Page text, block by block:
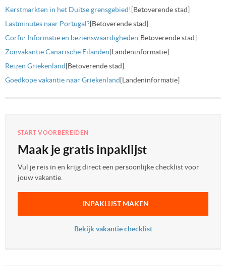
Kerstmarkten in het Duitse grensgebied! [Betoverende stad]
Lastminutes naar Portugal?[Betoverende stad]
Corfu: Informatie en bezienswaardigheden[Betoverende stad]
Zonvakantie Canarische Eilanden[Landeninformatie]
Reizen Griekenland[Betoverende stad]
Goedkope vakantie naar Griekenland[Landeninformatie]
START VOORBEREIDEN
Maak je gratis inpaklijst
Vul je reis in en krijg direct een persoonlijke checklist voor
jouw vakantie.
INPAKLIJST MAKEN
Bekijk vakantie checklist